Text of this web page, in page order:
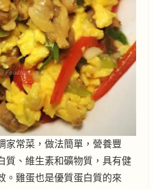
家常菜，做法簡單，營養豐
質、維生素和礦物質，具有健
。雞蛋也是優質蛋白質的來